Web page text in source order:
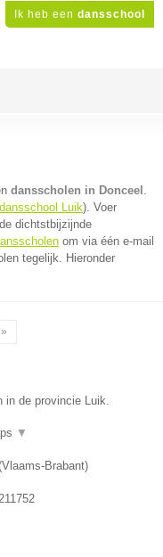
Ik heb een dansschool
dansscholen in Donceel .
dansschool Luik). Voer
dichtstbijzijnde
om via één e-mail
tegelijk. Hieronder
in de provincie Luik.
▼
Vlaams-Brabant)